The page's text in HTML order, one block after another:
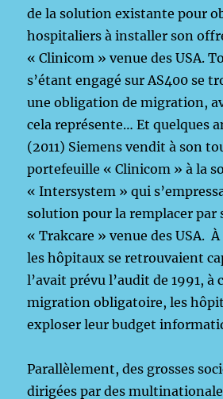
de la solution existante pour
hospitaliers à installer son
« Clinicom » venue des USA.
s’étant engagé sur AS400 se
une obligation de migration,
cela représente… Et quelques
(2011) Siemens vendit à son
portefeuille « Clinicom » à la
« Intersystem » qui
solution pour la remplacer par
« Trakcare » venue des USA.
les hôpitaux se retrouvaient
l’avait prévu l’audit de 1991, à
migration obligatoire, les
exploser leur budget
Parallèlement, des grosses
dirigées par des